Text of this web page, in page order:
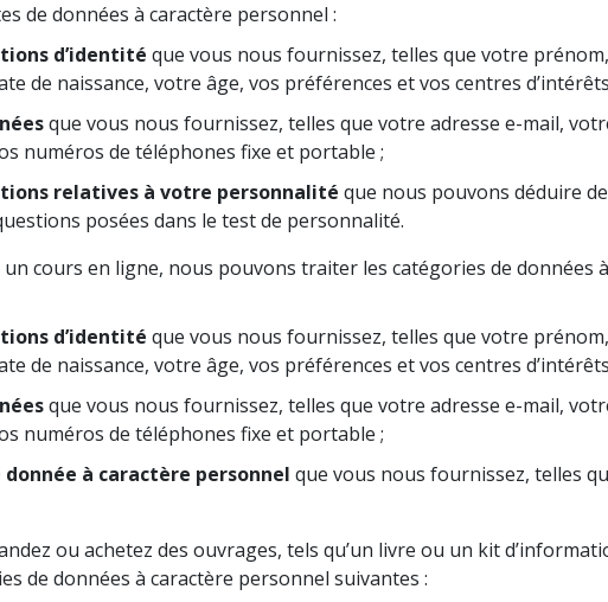
de données à caractère personnel :
d’identité que vous nous fournissez, telles que votre
de naissance, votre âge, vos préférences et vos centres
que vous nous fournissez, telles que votre adresse e-mail,
numéros de téléphones fixe et portable ;
relatives à votre personnalité que nous pouvons déduire
posées dans le test de personnalité.
cours en ligne, nous pouvons traiter les catégories de données
d’identité que vous nous fournissez, telles que votre
de naissance, votre âge, vos préférences et vos centres
que vous nous fournissez, telles que votre adresse e-mail,
numéros de téléphones fixe et portable ;
à caractère personnel que vous nous fournissez, telles
ou achetez des ouvrages, tels qu’un livre ou un kit
de données à caractère personnel suivantes :